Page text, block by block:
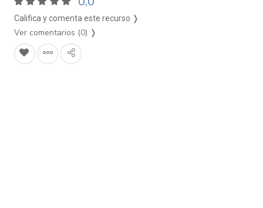
Califica y comenta este recurso ❭
Ver comentarios (0) ❭